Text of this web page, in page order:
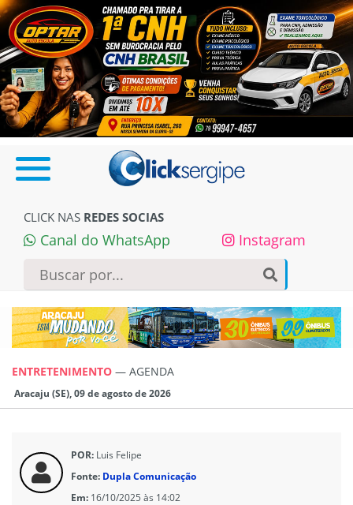
CLICK NAS REDES SOCIAS
Canal do WhatsApp Instagram
ENTRETENIMENTO — AGENDA
Aracaju (SE), 09 de agosto de 2026
POR: Luis Felipe
Fonte: Dupla Comunicação
Em: 16/10/2025 às 14:02